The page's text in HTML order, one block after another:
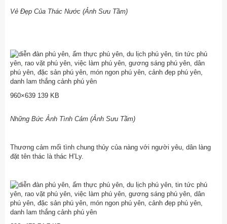
Vẻ Đẹp Của Thác Nước (Ảnh Sưu Tầm)
960×639 139 KB
Những Bức Ảnh Tình Cảm (Ảnh Sưu Tầm)
Thương cảm mối tình chung thủy của nàng với người yêu, dân làng
đặt tên thác là thác H’Ly.